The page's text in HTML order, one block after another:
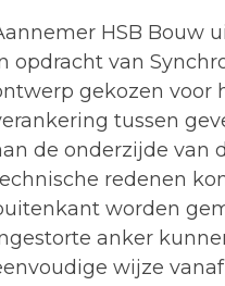
HSB Bouw
opdracht van
gekozen voor
tussen
de onderzijde van
redenen
worden
anker
wijze